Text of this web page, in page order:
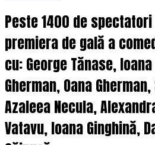
Peste 1400 de
premiera de gală a
cu: George Tănase,
Gherman, Oana
Azaleea Necula,
Vatavu, Ioana Ginghină,